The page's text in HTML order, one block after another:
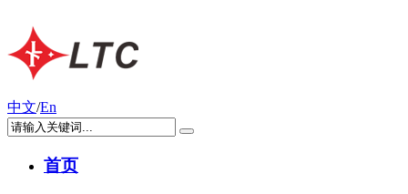
中文/En
首页